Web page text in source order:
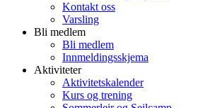
Kontakt oss
Varsling
Bli medlem
Bli medlem
Innmeldingsskjema
Aktiviteter
Aktivitetskalender
Kurs og trening